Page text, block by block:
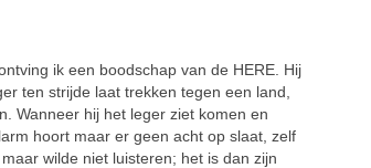
ik een boodschap van de HERE. Hij
ten strijde laat trekken tegen een land,
Wanneer hij het leger ziet komen en
hoort maar er geen acht op slaat, zelf
wilde niet luisteren; het is dan zijn